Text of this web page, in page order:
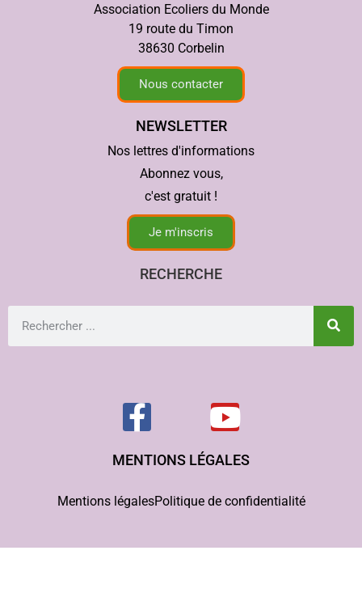
Association Ecoliers du Monde
19 route du Timon
38630 Corbelin
Nous contacter
NEWSLETTER
Nos lettres d'informations
Abonnez vous,
c'est gratuit !
Je m'inscris
RECHERCHE
MENTIONS LÉGALES
Mentions légalesPolitique de confidentialité